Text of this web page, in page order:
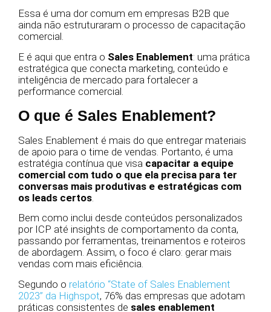
Essa é uma dor comum em empresas B2B que
ainda não estruturaram o processo de capacitação
comercial.
E é aqui que entra o Sales Enablement: uma prática
estratégica que conecta marketing, conteúdo e
inteligência de mercado para fortalecer a
performance comercial.
O que é Sales Enablement?
Sales Enablement é mais do que entregar materiais
de apoio para o time de vendas. Portanto, é uma
estratégia contínua que visa capacitar a equipe
comercial com tudo o que ela precisa para ter
conversas mais produtivas e estratégicas com
os leads certos
Bem como inclui desde conteúdos personalizados
por ICP até insights de comportamento da conta,
passando por ferramentas, treinamentos e roteiros
de abordagem. Assim, o foco é claro: gerar mais
vendas com mais eficiência.
Segundo o relatório “State of Sales Enablement
2023” da Highspot, 76% das empresas que adotam
práticas consistentes de sales enablement